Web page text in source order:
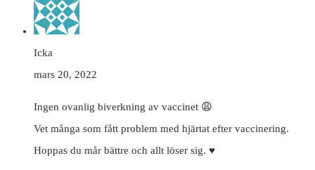
Icka
mars 20, 2022
Ingen ovanlig biverkning av vaccinet 😩
Vet många som fått problem med hjärtat efter vaccinering.
Hoppas du mår bättre och allt löser sig. ♥️